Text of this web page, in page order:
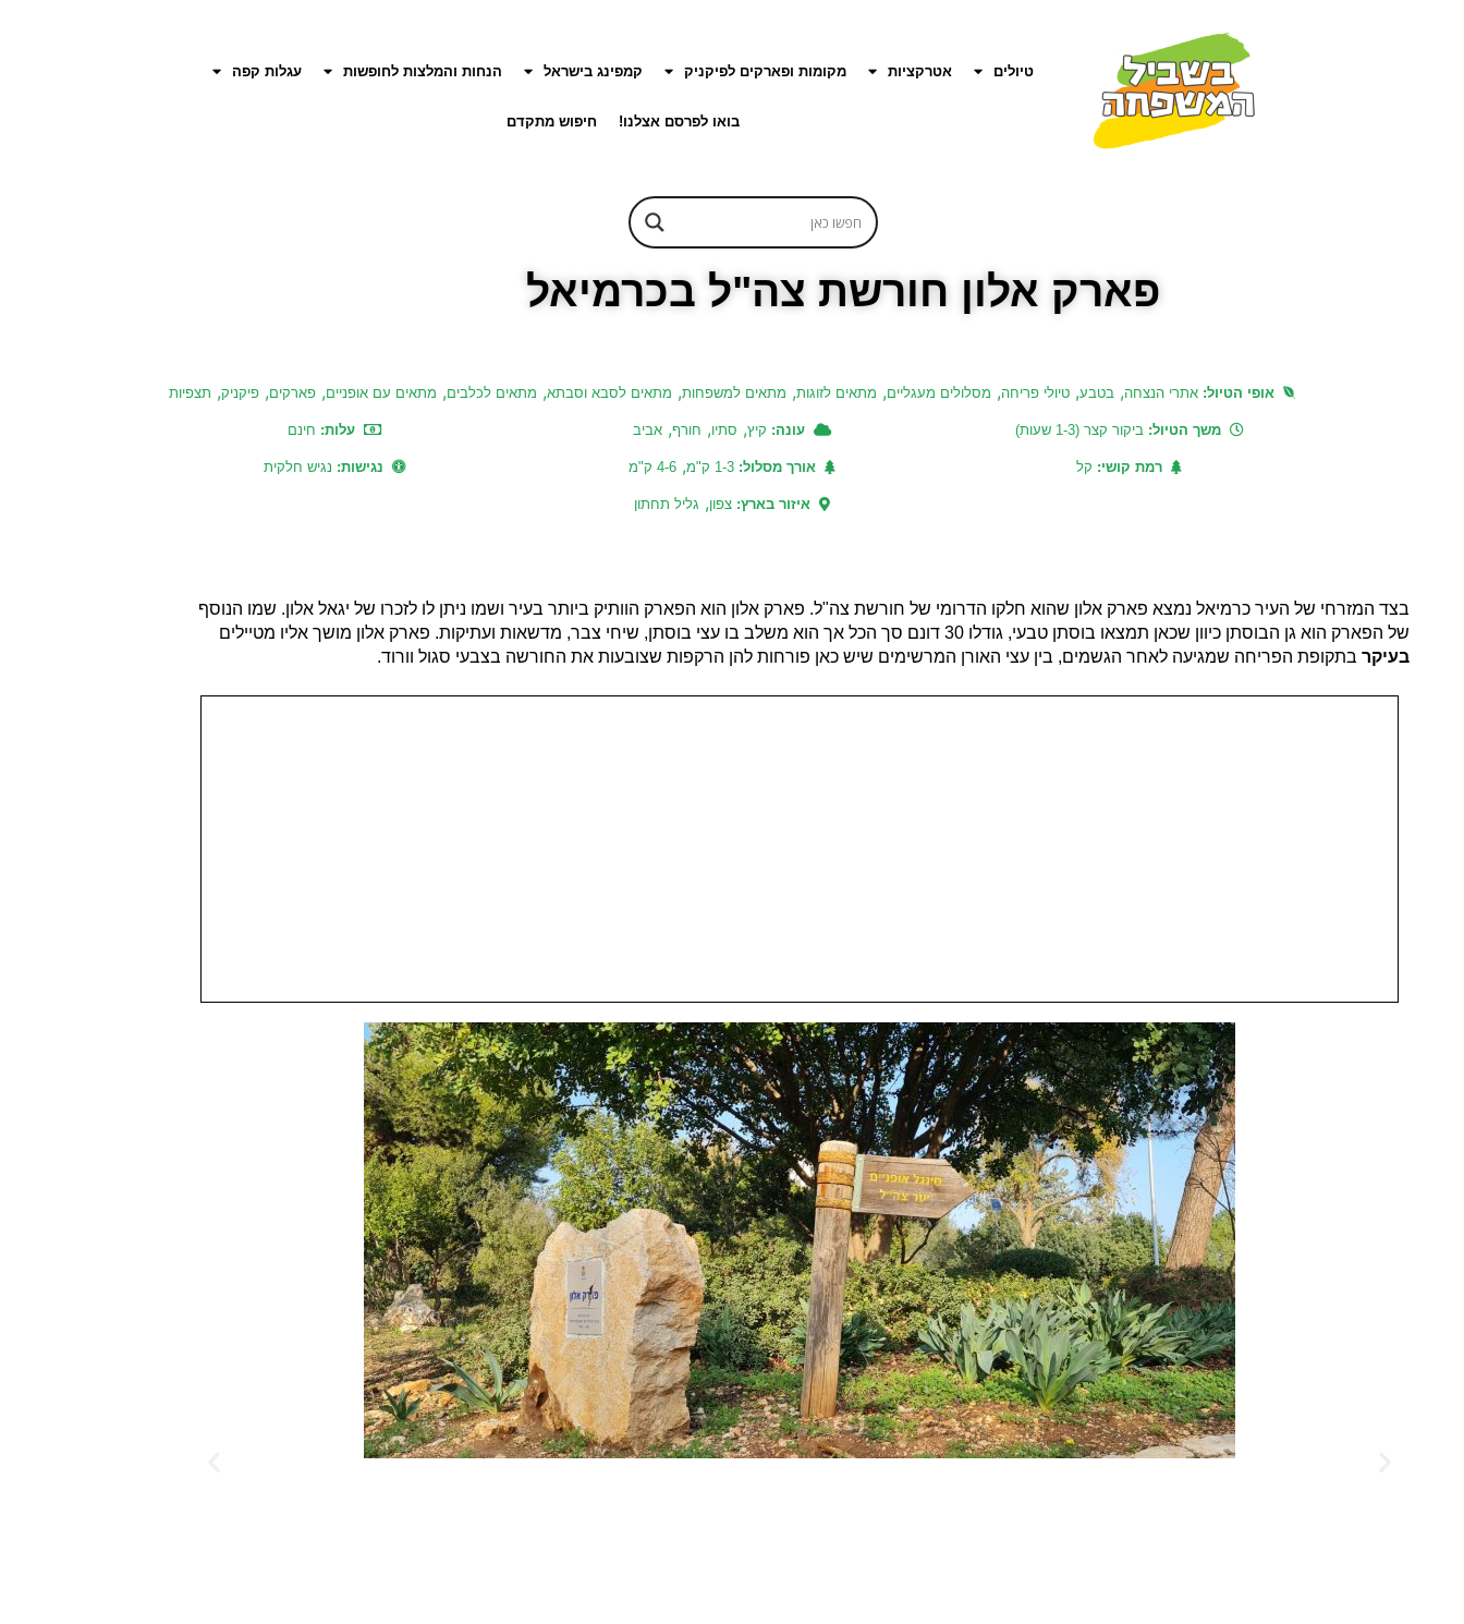
טיולים אטרקציות מקומות ופארקים לפיקניק קמפינג בישראל הנחות והמלצות לחופשות עגלות קפה
בואו לפרסם אצלנו! חיפוש מתקדם
פארק אלון חורשת צה"ל בכרמיאל
אופי הטיול: אתרי הנצחה, בטבע, טיולי פריחה, מסלולים מעגליים, מתאים לזוגות, מתאים למשפחות, מתאים לסבא וסבתא, מתאים לכלבים, מתאים עם אופניים, פארקים, פיקניק, תצפיות
משך הטיול:ביקור קצר (1-3 שעות) עונה: קיץ, סתיו, חורף, אביב עלות: חינם
רמת קושי: קל אורך מסלול: 1-3 ק"מ , 4-6 ק"מ נגישות: נגיש חלקית
איזור בארץ: צפון, גליל תחתון
בצד המזרחי של העיר כרמיאל נמצא פארק אלון שהוא חלקו הדרומי של חורשת צה"ל. פארק אלון הוא הפארק הוותיק ביותר בעיר ושמו ניתן לו לזכרו של יגאל אלון. שמו הנוסף
של הפארק הוא גן הבוסתן כיוון שכאן תמצאו בוסתן טבעי, גודלו 30 דונם סך הכל אך הוא משלב בו עצי בוסתן, שיחי צבר, מדשאות ועתיקות. פארק אלון מושך אליו מטיילים
בעיקר בתקופת הפריחה שמגיעה לאחר הגשמים, בין עצי האורן המרשימים שיש כאן פורחות להן הרקפות שצובעות את החורשה בצבעי סגול וורוד.